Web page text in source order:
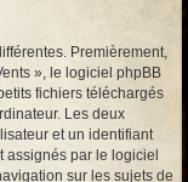
Premièrement,
», le logiciel phpBB
fichiers téléchargés
Les deux
et un identifiant
assignés par le logiciel
sur les sujets de